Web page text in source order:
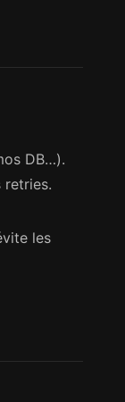
DB…).
retries.
les